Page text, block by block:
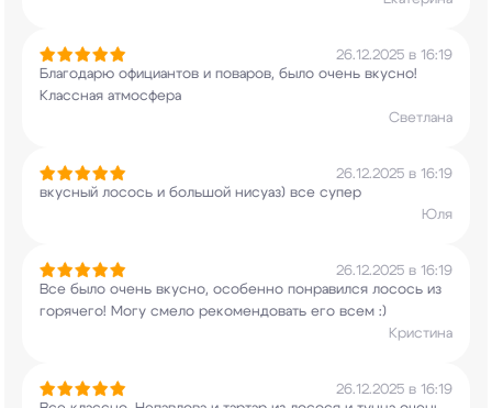
26.12.2025 в 16:19
Благодарю официантов и поваров, было очень вкусно!
Классная атмосфера
Светлана
26.12.2025 в 16:19
вкусный лосось и большой нисуаз) все супер
Юля
26.12.2025 в 16:19
Все было очень вкусно, особенно понравился лосось из
горячего! Могу смело рекомендовать его всем :)
Кристина
26.12.2025 в 16:19